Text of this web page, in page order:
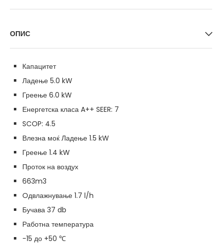
ОПИС
Капацитет
Ладење 5.0 kW
Греење 6.0 kW
Енергетска класа A++ SEER: 7
SCOP: 4.5
Влезна моќ Ладење 1.5 kW
Греење 1.4 kW
Проток на воздух
663m3
Oдвлажнување 1.7 l/h
Бучава 37 db
Работна температура
-15 до +50 ℃